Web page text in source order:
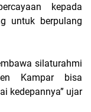
kepada
untuk berpulang
silaturahmi
Kampar bisa
kedepannya” ujar